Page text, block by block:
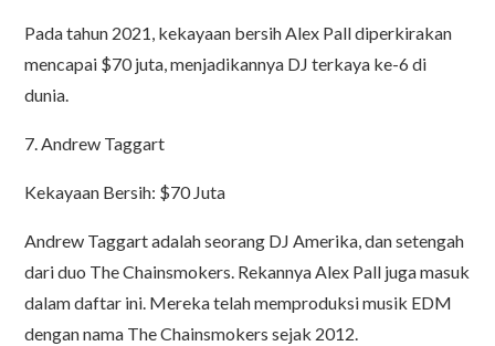
Pada tahun 2021, kekayaan bersih Alex Pall diperkirakan
mencapai $70 juta, menjadikannya DJ terkaya ke-6 di
dunia.
7. Andrew Taggart
Kekayaan Bersih: $70 Juta
Andrew Taggart adalah seorang DJ Amerika, dan setengah
dari duo The Chainsmokers. Rekannya Alex Pall juga masuk
dalam daftar ini. Mereka telah memproduksi musik EDM
dengan nama The Chainsmokers sejak 2012.